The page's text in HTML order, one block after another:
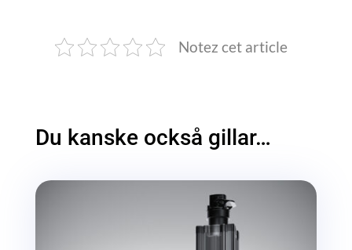
Notez cet article
Du kanske också gillar…